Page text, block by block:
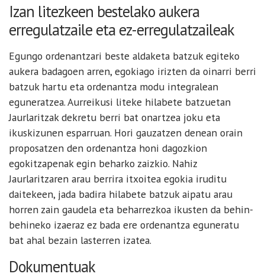
Izan litezkeen bestelako aukera
erregulatzaile eta ez-erregulatzaileak
Egungo ordenantzari beste aldaketa batzuk egiteko
aukera badagoen arren, egokiago irizten da oinarri berri
batzuk hartu eta ordenantza modu integralean
eguneratzea. Aurreikusi liteke hilabete batzuetan
Jaurlaritzak dekretu berri bat onartzea joku eta
ikuskizunen esparruan. Hori gauzatzen denean orain
proposatzen den ordenantza honi dagozkion
egokitzapenak egin beharko zaizkio. Nahiz
Jaurlaritzaren arau berrira itxoitea egokia iruditu
daitekeen, jada badira hilabete batzuk aipatu arau
horren zain gaudela eta beharrezkoa ikusten da behin-
behineko izaeraz ez bada ere ordenantza eguneratu
bat ahal bezain lasterren izatea.
Dokumentuak